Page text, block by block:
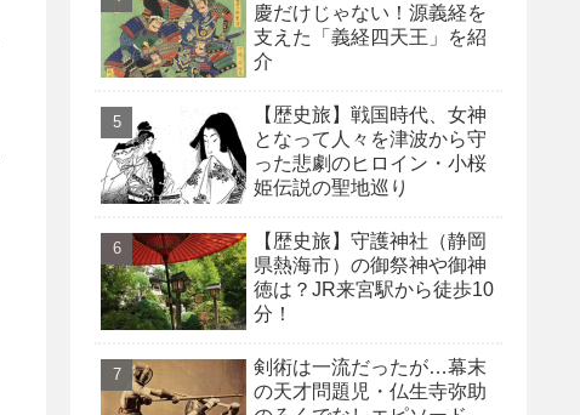
慶だけじゃない！源義経を
支えた「義経四天王」を紹
介
【歴史旅】戦国時代、女神
となって人々を津波から守
った悲劇のヒロイン・小桜
姫伝説の聖地巡り
【歴史旅】守護神社（静岡
県熱海市）の御祭神や御神
徳は？JR来宮駅から徒歩10
分！
剣術は一流だったが…幕末
の天才問題児・仏生寺弥助